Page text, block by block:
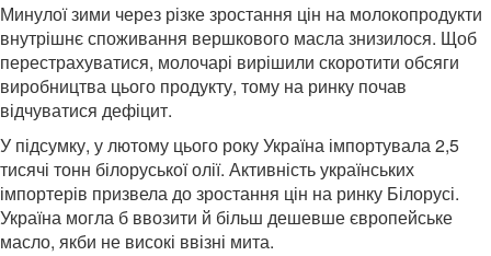
Минулої зими через різке зростання цін на молокопродукти
внутрішнє споживання вершкового масла знизилося. Щоб
перестрахуватися, молочарі вирішили скоротити обсяги
виробництва цього продукту, тому на ринку почав
відчуватися дефіцит.
У підсумку, у лютому цього року Україна імпортувала 2,5
тисячі тонн білоруської олії. Активність українських
імпортерів призвела до зростання цін на ринку Білорусі.
Україна могла б ввозити й більш дешевше європейське
масло, якби не високі ввізні мита.